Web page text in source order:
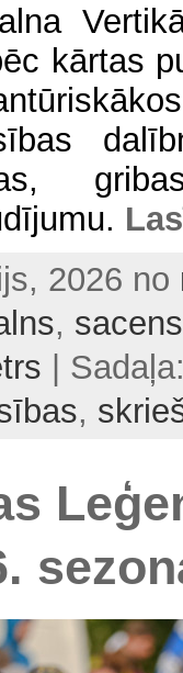
kārtas
2026 no
,
|
,